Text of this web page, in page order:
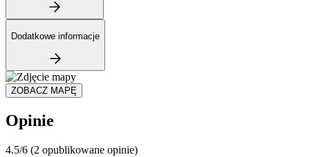
Dodatkowe informacje
ZOBACZ MAPĘ
Opinie
4.5/6 (2 opublikowane opinie)